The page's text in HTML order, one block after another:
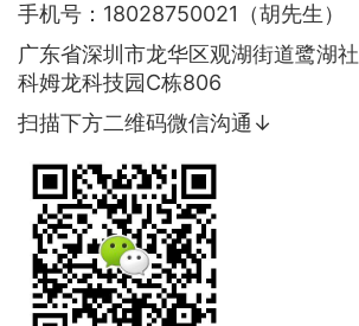
手机号：18028750021（胡先生）
广东省深圳市龙华区观湖街道鹭湖
科姆龙科技园C栋806
扫描下方二维码微信沟通↓